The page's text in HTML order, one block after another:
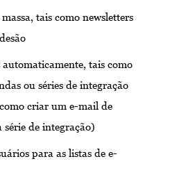
tais como newsletters
automaticamente, tais como
ou séries de integração
criar um e-mail de
série de integração)
para as listas de e-